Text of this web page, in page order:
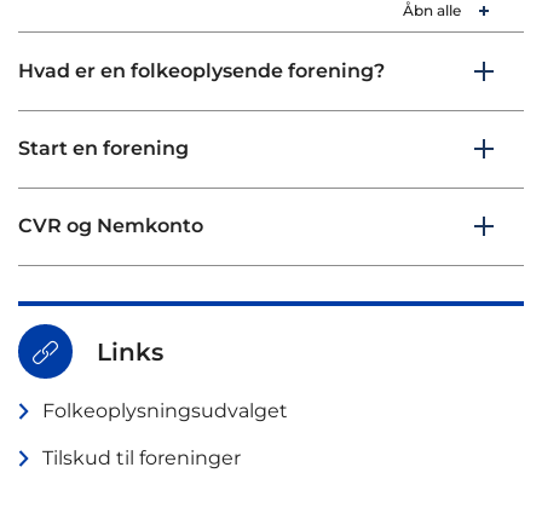
Åbn alle
Hvad er en folkeoplysende forening?
Start en forening
CVR og Nemkonto
Links
Folkeoplysningsudvalget
Tilskud til foreninger